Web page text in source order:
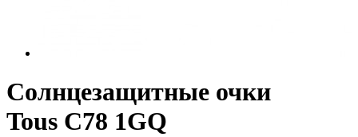
Солнцезащитные очки
Tous C78 1GQ